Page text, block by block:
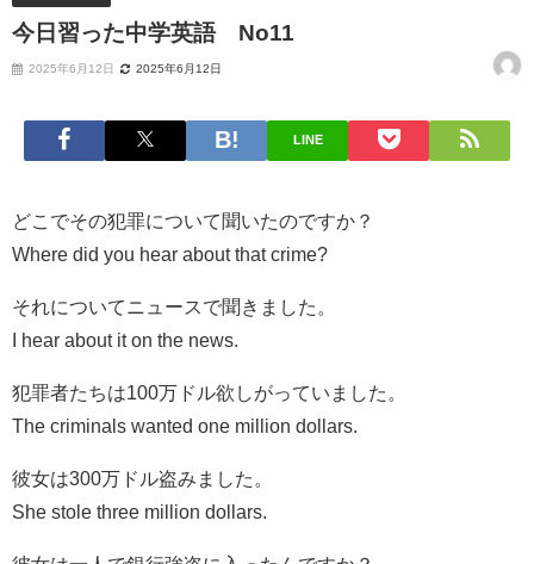
今日習った中学英語 No11
2025年6月12日 2025年6月12日
LINE
どこでその犯罪について聞いたのですか？
Where did you hear about that crime?
それについてニュースで聞きました。
I hear about it on the news.
犯罪者たちは100万ドル欲しがっていました。
The criminals wanted one million dollars.
彼女は300万ドル盗みました。
She stole three million dollars.